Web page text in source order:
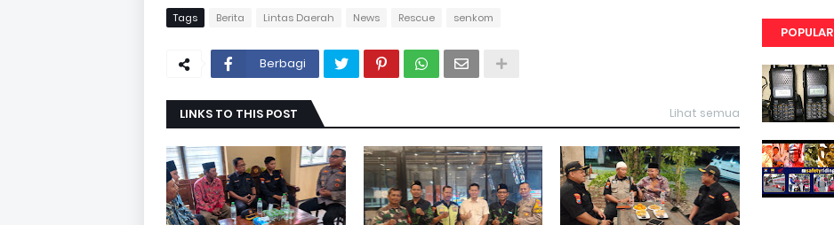
Tags Berita Lintas Daerah News Rescue senkom
Berbagi
LINKS TO THIS POST Lihat semua
POPULAR